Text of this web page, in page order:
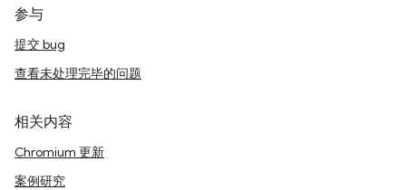
参与
提交 bug
查看未处理完毕的问题
相关内容
Chromium 更新
案例研究